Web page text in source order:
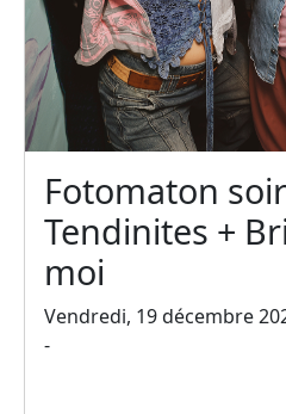
Fotomaton
Tendinites +
moi
Vendredi, 19 décembre
-